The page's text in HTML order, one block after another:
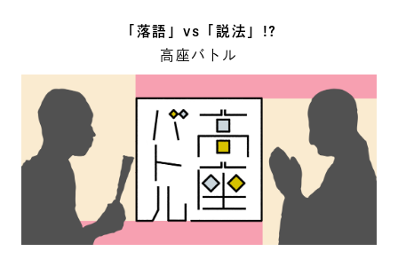
「落語」vs「説法」!?
高座バトル